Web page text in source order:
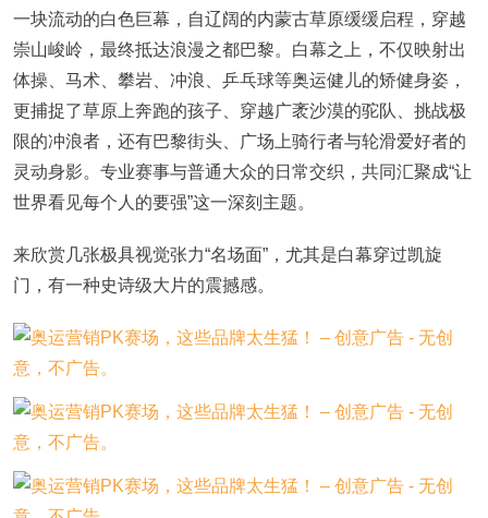
一块流动的白色巨幕，自辽阔的内蒙古草原缓缓启程，穿越
崇山峻岭，最终抵达浪漫之都巴黎。白幕之上，不仅映射出
体操、马术、攀岩、冲浪、乒乓球等奥运健儿的矫健身姿，
更捕捉了草原上奔跑的孩子、穿越广袤沙漠的驼队、挑战极
限的冲浪者，还有巴黎街头、广场上骑行者与轮滑爱好者的
灵动身影。专业赛事与普通大众的日常交织，共同汇聚成“让
世界看见每个人的要强”这一深刻主题。
来欣赏几张极具视觉张力“名场面”，尤其是白幕穿过凯旋
门，有一种史诗级大片的震撼感。